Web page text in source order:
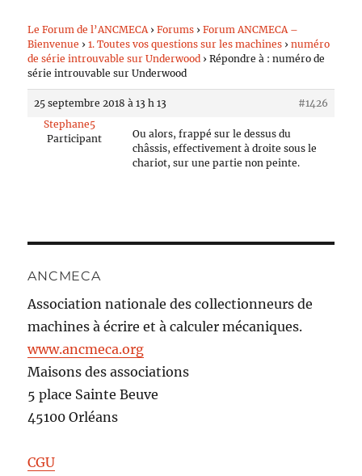
Le Forum de l’ANCMECA › Forums › Forum ANCMECA –
Bienvenue › 1. Toutes vos questions sur les machines › numéro
de série introuvable sur Underwood › Répondre à : numéro de
série introuvable sur Underwood
25 septembre 2018 à 13 h 13
#1426
Stephane5
Participant
Ou alors, frappé sur le dessus du
châssis, effectivement à droite sous le
chariot, sur une partie non peinte.
ANCMECA
Association nationale des collectionneurs de
machines à écrire et à calculer mécaniques.
www.ancmeca.org
Maisons des associations
5 place Sainte Beuve
45100 Orléans
CGU